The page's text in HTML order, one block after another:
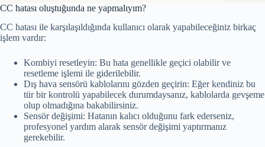
CC hatası oluştuğunda ne yapmalıyım?
CC hatası ile karşılaşıldığında kullanıcı olarak yapabileceğiniz birkaç
işlem vardır:
Kombiyi resetleyin: Bu hata genellikle geçici olabilir ve
resetleme işlemi ile giderilebilir.
Dış hava sensörü kablolarını gözden geçirin: Eğer kendiniz bu
tür bir kontrolü yapabilecek durumdaysanız, kablolarda gevşeme
olup olmadığına bakabilirsiniz.
Sensör değişimi: Hatanın kalıcı olduğunu fark ederseniz,
profesyonel yardım alarak sensör değişimi yaptırmanız
gerekebilir.